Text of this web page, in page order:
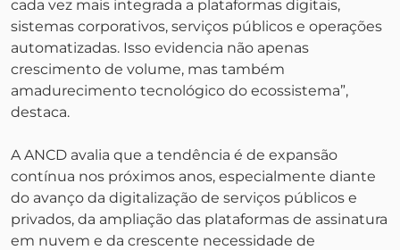
cada vez mais integrada a plataformas digitais,
sistemas corporativos, serviços públicos e operações
automatizadas. Isso evidencia não apenas
crescimento de volume, mas também
amadurecimento tecnológico do ecossistema”,
destaca.
A ANCD avalia que a tendência é de expansão
contínua nos próximos anos, especialmente diante
do avanço da digitalização de serviços públicos e
privados, da ampliação das plataformas de assinatura
em nuvem e da crescente necessidade de